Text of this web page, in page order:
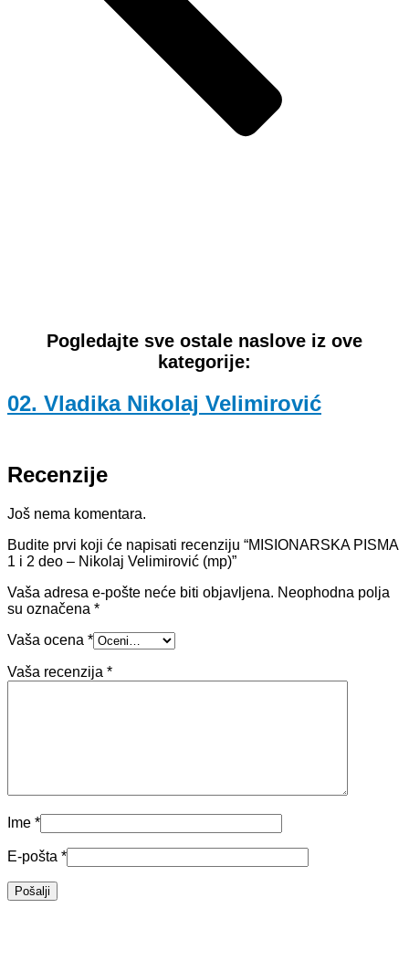
Pogledajte sve ostale naslove iz ove
kategorije:
02. Vladika Nikolaj Velimirović
Recenzije
Još nema komentara.
Budite prvi koji će napisati recenziju “MISIONARSKA PISMA
1 i 2 deo – Nikolaj Velimirović (mp)”
Vaša adresa e-pošte neće biti objavljena. Neophodna polja
su označena *
Vaša ocena *
Vaša recenzija *
Ime *
E-pošta *